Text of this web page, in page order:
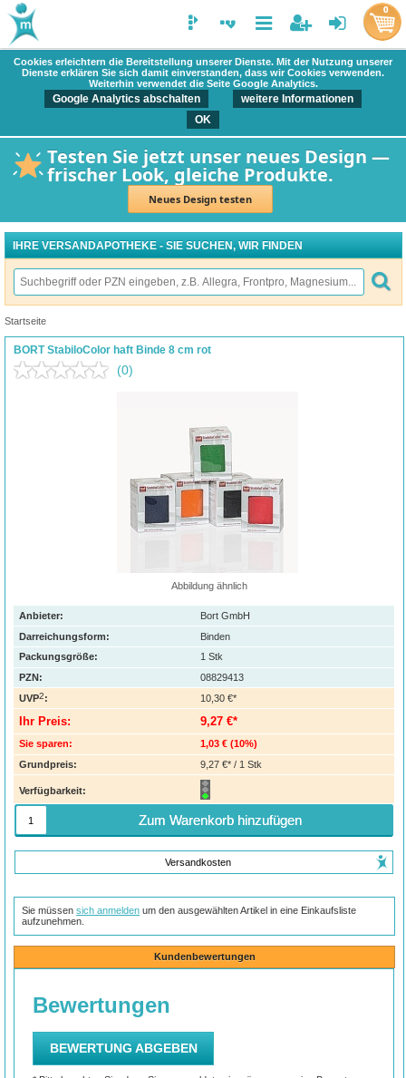
Cookies erleichtern die Bereitstellung unserer Dienste. Mit der Nutzung unserer
Dienste erklären Sie sich damit einverstanden, dass wir Cookies verwenden.
Weiterhin verwendet die Seite Google Analytics.
Google Analytics abschalten
weitere Informationen
OK
Testen Sie jetzt unser neues Design —
frischer Look, gleiche Produkte.
Neues Design testen
0
IHRE VERSANDAPOTHEKE - SIE SUCHEN, WIR FINDEN
Startseite
BORT StabiloColor haft Binde 8 cm rot
(0)
Abbildung ähnlich
Anbieter:
Bort GmbH
Darreichungsform:
Binden
Packungsgröße:
1 Stk
PZN:
08829413
UVP2: 10,30 €*
Ihr Preis: 9,27 €*
Sie sparen: 1,03 € (10%)
Grundpreis:
9,27 €* / 1 Stk
Verfügbarkeit:
Zum Warenkorb hinzufügen
Versandkosten
Sie müssensich anmelden um den ausgewählten Artikel in eine Einkaufsliste
aufzunehmen.
Kundenbewertungen